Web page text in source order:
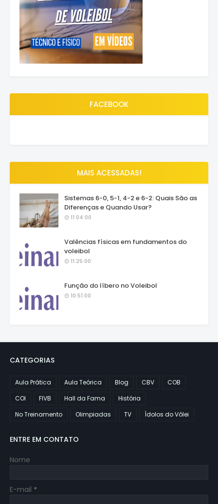
FACEBOOK
MAIS ACESSADAS!
Sistemas 6-0, 5-1, 4-2 e 6-2: Quais São as
Diferenças e Quando Usar?
11:04:00
Valências físicas em fundamentos do
voleibol
11:25:00
Função do líbero no Voleibol
10:51:00
CATEGORIAS
Aula Prática Aula Teórica Blog CBV
COB
COI
FIVB Hall da Fama
História
No Treinamento
Olimpiadas TV Ídolos do Vôlei
ENTRE EM CONTATO
Nome
E-mail *